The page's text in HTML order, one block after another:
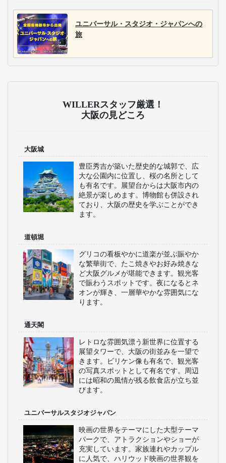
ユニバーサル・スタジオ・ジャパンへの
旅
WILLERスタッフ厳選！
大阪の見どころ
大阪城
豊臣秀吉が築いた歴史的な城郭で、広
大な公園内に位置し、桜の名所として
も有名です。展望台からは大阪市内の
絶景が楽しめます。博物館も併設され
ており、大阪の歴史を学ぶことができ
ます。
道頓堀
グリコの看板やかに道楽が並ぶ賑やか
な繁華街で、たこ焼きやお好み焼きな
ど大阪グルメが堪能できます。観光客
で賑わうスポットです。夜になるとネ
オンが輝き、一層華やかな雰囲気にな
ります。
通天閣
レトロな雰囲気漂う新世界に位置する
展望タワーで、大阪の街並みを一望で
きます。ビリケン像も有名で、観光客
の写真スポットとして有名です。周辺
には昭和の風情が残る飲食店が立ち並
びます。
ユニバーサルスタジオジャパン
映画の世界をテーマにした大型テーマ
パークで、アトラクションやショーが
充実しています。家族連れやカップル
に人気で、ハリウッド映画の世界観を